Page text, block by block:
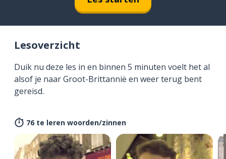
Lesoverzicht
Duik nu deze les in en binnen 5 minuten voelt het al
alsof je naar Groot-Brittannië en weer terug bent
gereisd.
76 te leren woorden/zinnen